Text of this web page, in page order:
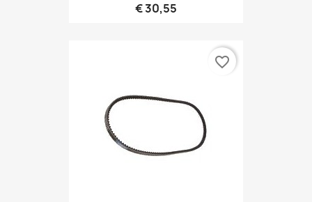
€ 30,55
favorite_border